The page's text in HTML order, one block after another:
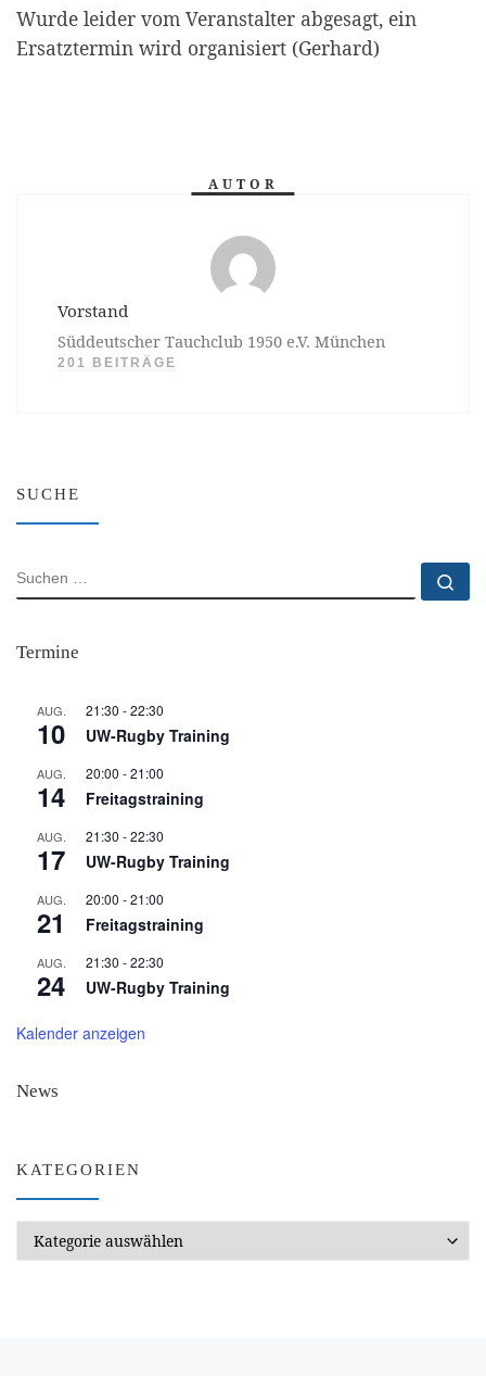
Wurde leider vom Veranstalter abgesagt, ein
Ersatztermin wird organisiert (Gerhard)
AUTOR
Vorstand
Süddeutscher Tauchclub 1950 e.V. München
201 BEITRÄGE
SUCHE
SUCHE
Termine
AUG.
10
21:30 -22:30
UW-Rugby Training
AUG.
14
20:00 -21:00
Freitagstraining
AUG.
17
21:30 -22:30
UW-Rugby Training
AUG.
21
20:00 -21:00
Freitagstraining
AUG.
24
21:30 -22:30
UW-Rugby Training
Kalender anzeigen
News
KATEGORIEN